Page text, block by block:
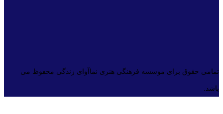
تمامی حقوق برای موسسه فرهنگی هنری نماآوای زندگی محفوظ می
باشد.